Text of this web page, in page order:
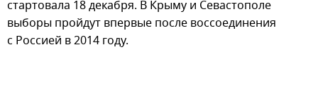
стартовала 18 декабря. В Крыму и Севастополе
выборы пройдут впервые после воссоединения
с Россией в 2014 году.